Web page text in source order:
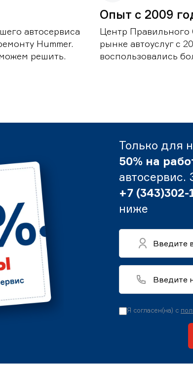
автосервиса
Hummer.
решить.
Опыт с 2009
Центр Правильного
рынке автоуслуг с
воспользовались
Только для
50% на
автосервис.
+7 (343)302-
ниже
Я согласен(на) с